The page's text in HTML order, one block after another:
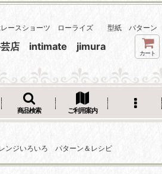
ースショーツ ローライズ 型紙 パターン
芸店 intimate jimura
カート
商品検索 ご利用案内
ンジいろいろ パターン＆レシピ